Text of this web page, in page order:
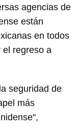
agencias de
están
en todos
el regreso a
seguridad de
más